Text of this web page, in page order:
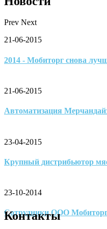
Prev Next
21-06-2015
2014 - Мобиторг снова
21-06-2015
Автоматизация
23-04-2015
Крупный дистрибьютор
23-10-2014
Сотрудники ООО
Контакты